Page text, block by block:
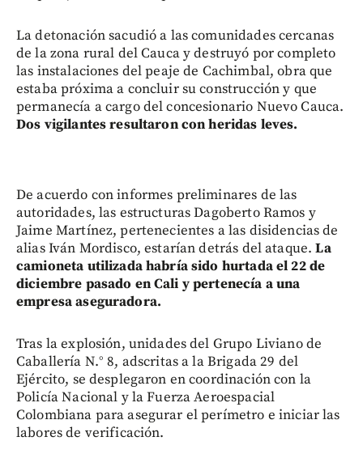
La detonación sacudió a las comunidades cercanas
de la zona rural del Cauca y destruyó por completo
las instalaciones del peaje de Cachimbal, obra que
estaba próxima a concluir su construcción y que
permanecía a cargo del concesionario Nuevo Cauca.
Dos vigilantes resultaron con heridas leves.
De acuerdo con informes preliminares de las
autoridades, las estructuras Dagoberto Ramos y
Jaime Martínez, pertenecientes a las disidencias de
alias Iván Mordisco, estarían detrás del ataque. La
camioneta utilizada habría sido hurtada el 22 de
diciembre pasado en Cali y pertenecía a una
empresa aseguradora.
Tras la explosión, unidades del Grupo Liviano de
Caballería N.° 8, adscritas a la Brigada 29 del
Ejército, se desplegaron en coordinación con la
Policía Nacional y la Fuerza Aeroespacial
Colombiana para asegurar el perímetro e iniciar las
labores de verificación.